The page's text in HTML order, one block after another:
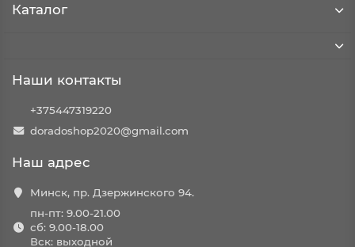
Каталог
Наши контакты
+375447319220
doradoshop2020@gmail.com
Наш адрес
Минск, пр. Дзержинского 94.
пн-пт: 9.00-21.00
сб: 9.00-18.00
Вск: выходной